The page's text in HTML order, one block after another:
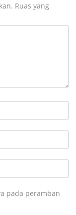
Ruas yang
pada peramban